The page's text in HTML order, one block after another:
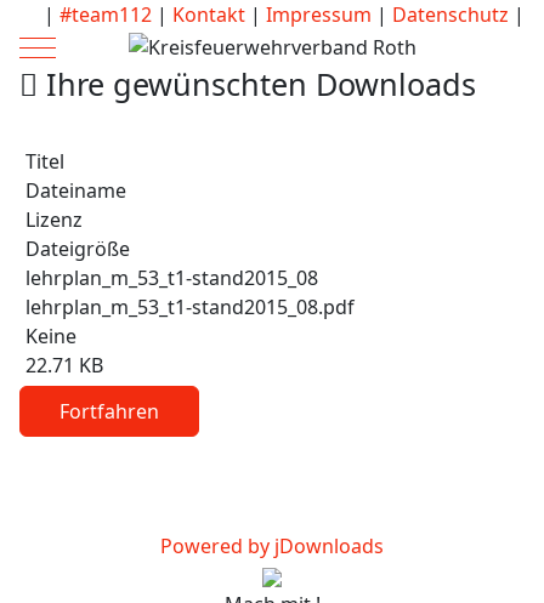
| #team112| Kontakt| Impressum | Datenschutz |
Mobile Menu Toggle
Ihre gewünschten Downloads
Titel
Dateiname
Lizenz
Dateigröße
lehrplan_m_53_t1-stand2015_08
lehrplan_m_53_t1-stand2015_08.pdf
Keine
22.71 KB
Captcha *
Fortfahren
Powered by jDownloads